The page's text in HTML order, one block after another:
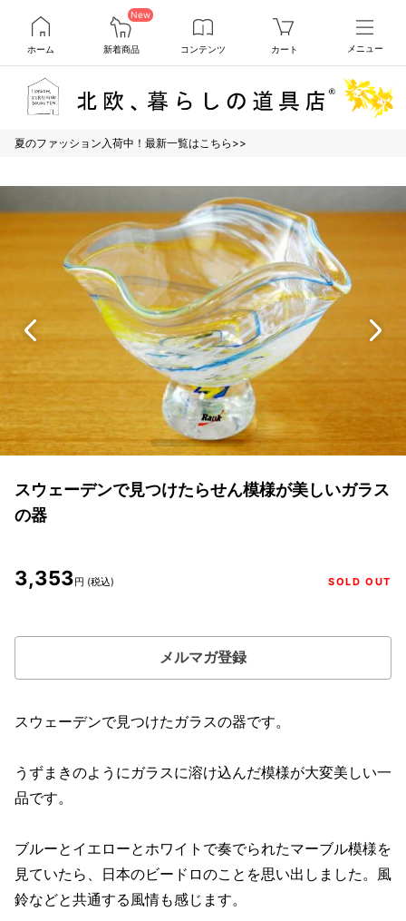
ホーム
New
新着商品 コンテンツ カート メニュー
夏のファッション入荷中！最新一覧はこちら>>
スウェーデンで見つけたらせん模様が美しいガラス
の器
3,353円 (税込) SOLD OUT
メルマガ登録
スウェーデンで見つけたガラスの器です。
うずまきのようにガラスに溶け込んだ模様が大変美しい一
品です。
ブルーとイエローとホワイトで奏でられたマーブル模様を
見ていたら、日本のビードロのことを思い出しました。風
鈴などと共通する風情も感じます。